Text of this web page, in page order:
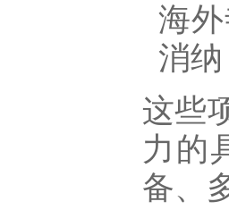
海
消
这些
力的
备、